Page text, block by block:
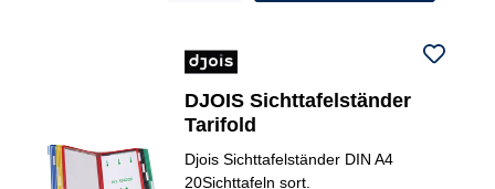
DJOIS Sichttafelständer
Tarifold
Djois Sichttafelständer DIN A4
20Sichttafeln sort.